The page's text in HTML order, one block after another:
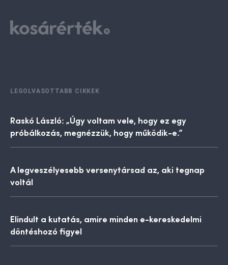
LEGOLVASOTTABB CIKKEK
Raskó László: „Úgy voltam vele, hogy ez egy
A legveszélyesebb versenytársad az, aki tegnap
Elindult a kutatás, amire minden e-kereskedelmi